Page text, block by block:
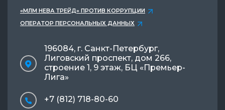
«МЛМ НЕВА ТРЕЙД» ПРОТИВ КОРРУПЦИИ
ОПЕРАТОР ПЕРСОНАЛЬНЫХ ДАННЫХ
196084, г. Санкт-Петербург,
Лиговский проспект, дом 266,
строение 1, 9 этаж, БЦ «Премьер-
Лига»
+7 (812) 718-80-60